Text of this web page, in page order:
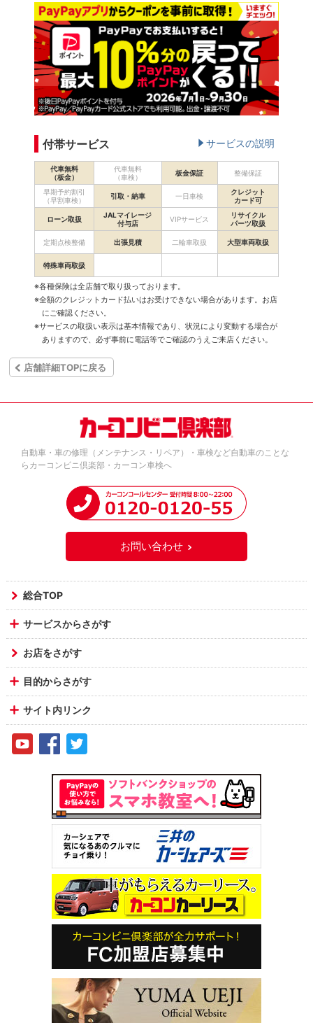
付帯サービス サービスの説明
代車無料
（板金）
代車無料
（車検）
板金保証 整備保証
早期予約割引
（早割車検）
引取・納車 一日車検
クレジット
カード可
ローン取扱
JALマイレージ
付与店
VIPサービス
リサイクル
パーツ取扱
定期点検整備 出張見積 二輪車取扱 大型車両取扱
特殊車両取扱
※各種保険は全店舗で取り扱っております。
※全額のクレジットカード払いはお受けできない場合があります。お店
にご確認ください。
※サービスの取扱い表示は基本情報であり、状況により変動する場合が
ありますので、必ず事前に電話等でご確認のうえご来店ください。
店舗詳細TOPに戻る
自動車・車の修理（メンテナンス・リペア）・車検など自動車のことな
らカーコンビニ倶楽部・カーコン車検へ
お問い合わせ
総合TOP
サービスからさがす
お店をさがす
目的からさがす
サイト内リンク